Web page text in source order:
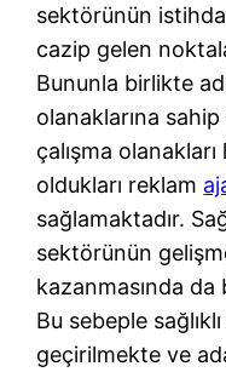
sektörünün
cazip gelen
Bununla birlikte
olanaklarına
çalışma
oldukları reklam
sağlamaktadır.
sektörünün
kazanmasında da
Bu sebeple
geçirilmekte ve